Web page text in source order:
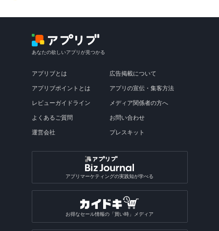
あなたの欲しいアプリが見つかる
アプリブとは
アプリブポイントとは
レビューガイドライン
よくあるご質問
運営会社
広告掲載について
アプリの宣伝・集客方法
メディア関係者の方へ
お問い合わせ
プレスキット
アプリマーケティングの実践知が学べる
お得なセール情報の「買い時」メディア